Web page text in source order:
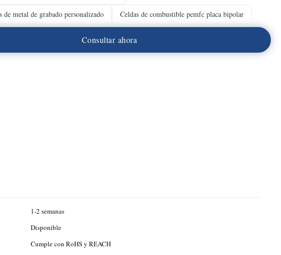
de metal de grabado personalizado
Celdas de combustible pemfc placa bipolar
Consultar ahora
1-2 semanas
Disponible
Cumple con RoHS y REACH